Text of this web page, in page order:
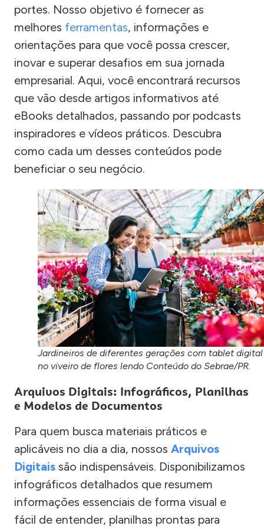
portes. Nosso objetivo é fornecer as
melhores ferramentas, informações e
orientações para que você possa crescer,
inovar e superar desafios em sua jornada
empresarial. Aqui, você encontrará recursos
que vão desde artigos informativos até
eBooks detalhados, passando por podcasts
inspiradores e vídeos práticos. Descubra
como cada um desses conteúdos pode
beneficiar o seu negócio.
Jardineiros de diferentes gerações com tablet digital
no viveiro de flores lendo Conteúdo do Sebrae/PR.
Arquivos Digitais: Infográficos, Planilhas
e Modelos de Documentos
Para quem busca materiais práticos e
aplicáveis no dia a dia, nossos Arquivos
Digitais são indispensáveis. Disponibilizamos
infográficos detalhados que resumem
informações essenciais de forma visual e
fácil de entender, planilhas prontas para